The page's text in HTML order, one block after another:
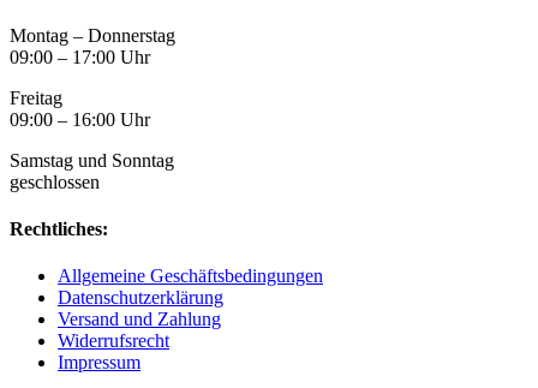
Montag – Donnerstag
09:00 – 17:00 Uhr
Freitag
09:00 – 16:00 Uhr
Samstag und Sonntag
geschlossen
Rechtliches:
Allgemeine Geschäftsbedingungen
Datenschutzerklärung
Versand und Zahlung
Widerrufsrecht
Impressum